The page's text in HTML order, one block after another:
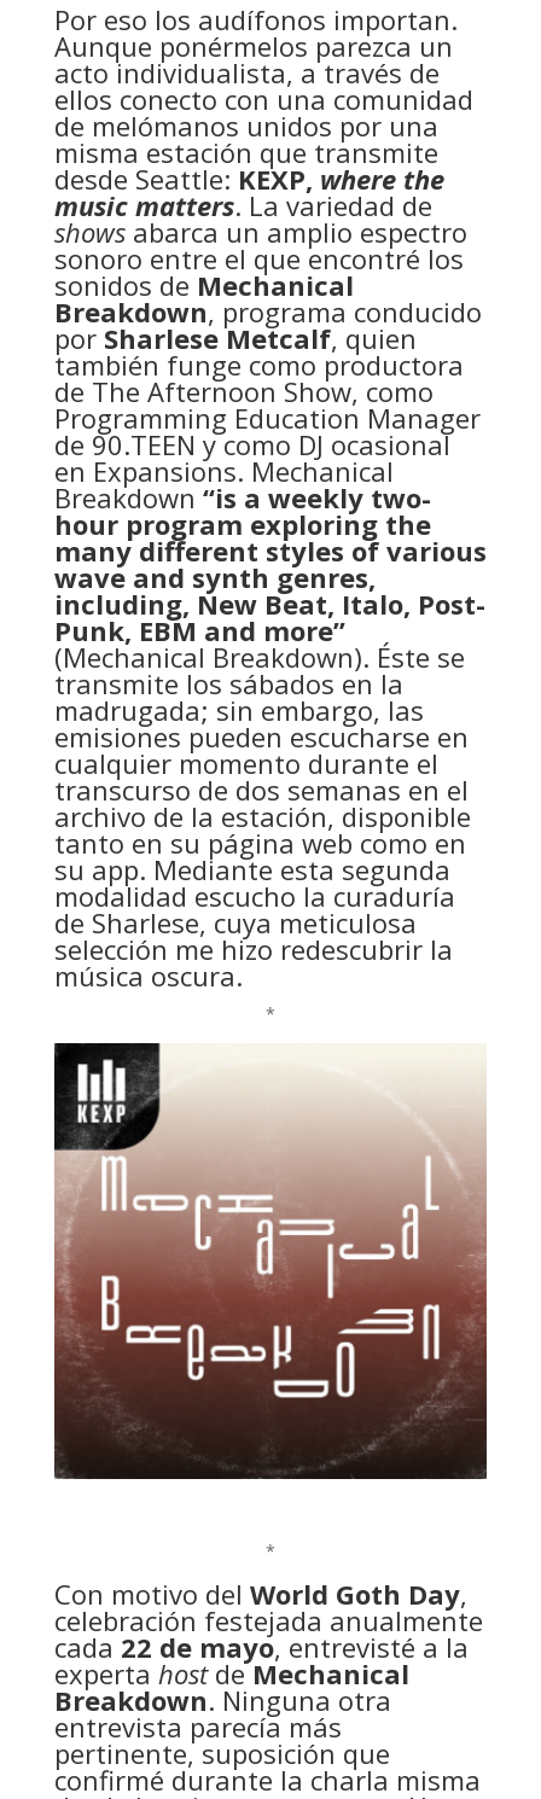
Por eso los audífonos importan.
Aunque ponérmelos parezca un
acto individualista, a través de
ellos conecto con una comunidad
de melómanos unidos por una
misma estación que transmite
desde Seattle: KEXP, where the
music matters. La variedad de
showsabarca un amplio espectro
sonoro entre el que encontré los
sonidos de Mechanical
Breakdown, programa conducido
por Sharlese Metcalf, quien
también funge como productora
de The Afternoon Show, como
Programming Education Manager
de 90.TEEN y como DJ ocasional
en Expansions. Mechanical
Breakdown “is a weekly two-
hour program exploring the
many different styles of various
wave and synth genres,
including, New Beat, Italo, Post-
Punk, EBM and more”
(Mechanical Breakdown). Éste se
transmite los sábados en la
madrugada; sin embargo, las
emisiones pueden escucharse en
cualquier momento durante el
transcurso de dos semanas en el
archivo de la estación, disponible
tanto en su página web como en
su app. Mediante esta segunda
modalidad escucho la curaduría
de Sharlese, cuya meticulosa
selección me hizo redescubrir la
música oscura.
*
*
Con motivo del World Goth Day,
celebración festejada anualmente
cada 22 de mayo, entrevisté a la
experta hostdeMechanical
Breakdown. Ninguna otra
entrevista parecía más
pertinente, suposición que
confirmé durante la charla misma